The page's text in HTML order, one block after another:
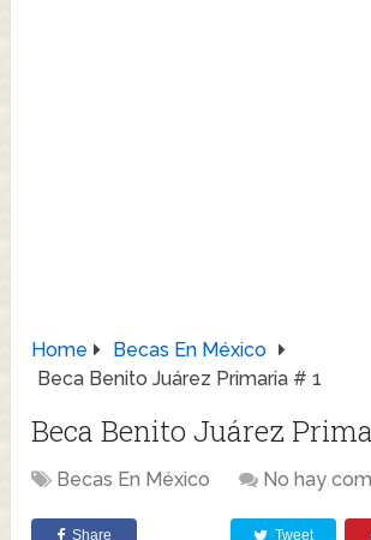
Home
Becas En México
Beca Benito Juárez Primaria # 1
Beca Benito Juárez
Becas En México No hay
Share Tweet